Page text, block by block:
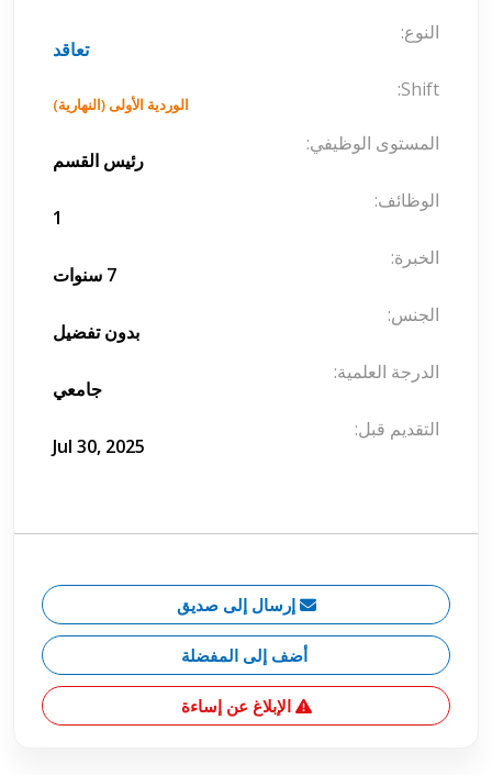
النوع:
تعاقد
Shift:
الوردية الأولى (النهارية)
المستوى الوظيفي:
رئيس القسم
الوظائف:
1
الخبرة:
7 سنوات
الجنس:
بدون تفضيل
الدرجة العلمية:
جامعي
التقديم قبل:
Jul 30, 2025
إرسال إلى صديق
أضف إلى المفضلة
الإبلاغ عن إساءة